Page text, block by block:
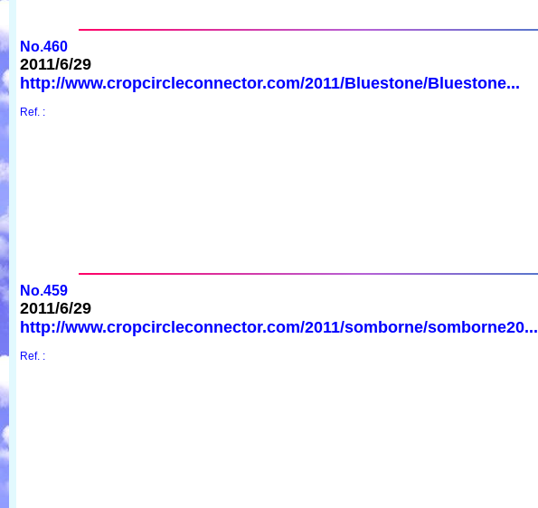
No.460
2011/6/29
http://www.cropcircleconnector.com/2011/Bluestone/Bluestone...
Ref. :
No.459
2011/6/29
http://www.cropcircleconnector.com/2011/somborne/somborne20...
Ref. :